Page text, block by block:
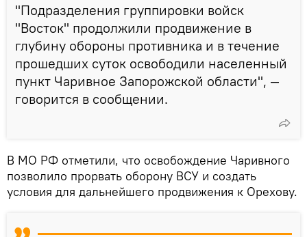
"Подразделения группировки войск
"Восток" продолжили продвижение в
глубину обороны противника и в течение
прошедших суток освободили населенный
пункт Чаривное Запорожской области", —
говорится в сообщении.
В МО РФ отметили, что освобождение Чаривного
позволило прорвать оборону ВСУ и создать
условия для дальнейшего продвижения к Орехову.